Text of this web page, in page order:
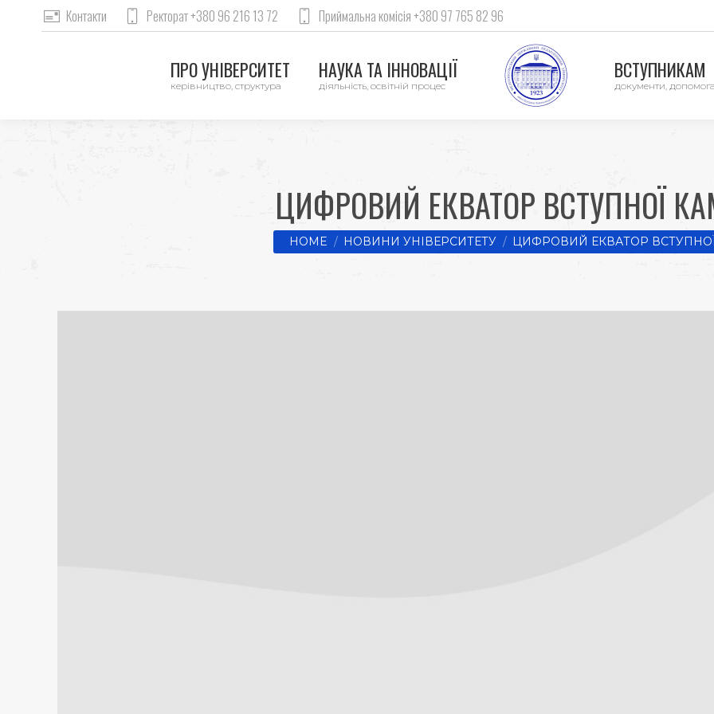
Контакти Ректорат +380 96 216 13 72 Приймальна комісія +380 97 765 82 96
ПРО УНІВЕРСИТЕТ
керівництво, структура
НАУКА ТА ІННОВАЦІЇ
діяльність, освітній процес
ВСТУПНИКАМ
документи,
ЦИФРОВИЙ ЕКВАТОР ВСТУПНОЇ
You are here:
HOME НОВИНИ УНІВЕРСИТЕТУ ЦИФРОВИЙ ЕКВАТОР